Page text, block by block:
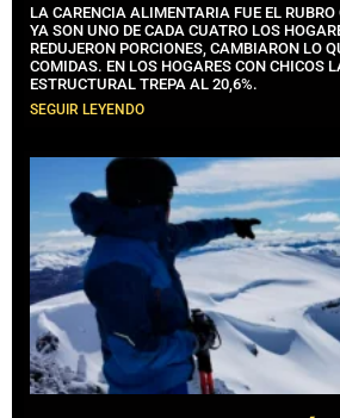
LA CARENCIA ALIMENTARIA FUE EL RUBRO
YA SON UNO DE CADA CUATRO LOS
REDUJERON PORCIONES, CAMBIARON LO
COMIDAS. EN LOS HOGARES CON CHICOS
ESTRUCTURAL TREPA AL 20,6%.
SEGUIR LEYENDO